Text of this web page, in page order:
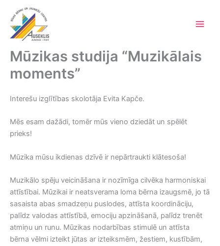
content
Mūzikas studija “Muzikālais
moments”
Interešu izglītības skolotāja Evita Kapče.
Mēs esam dažādi, tomēr mūs vieno dziedāt un spēlēt
prieks!
Mūzika mūsu ikdienas dzīvē ir nepārtraukti klātesoša!
Muzikālo spēju veicināšana ir nozīmīga cilvēka harmoniskai
attīstībai. Mūzikai ir neatsverama loma bērna izaugsmē, jo tā
sasaista abas smadzeņu puslodes, attīsta koordināciju,
palīdz valodas attīstībā, emociju apzināšanā, palīdz trenēt
atmiņu un runu. Mūzikas nodarbības stimulē un attīsta
bērna vēlmi izteikt jūtas ar izteiksmēm, žestiem, kustībām,